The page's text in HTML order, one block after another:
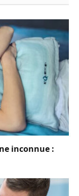
inconnue :